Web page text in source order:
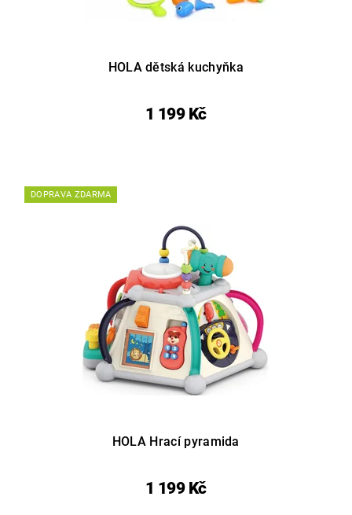
HOLA dětská kuchyňka
1 199 Kč
DOPRAVA ZDARMA
HOLA Hrací pyramida
1 199 Kč